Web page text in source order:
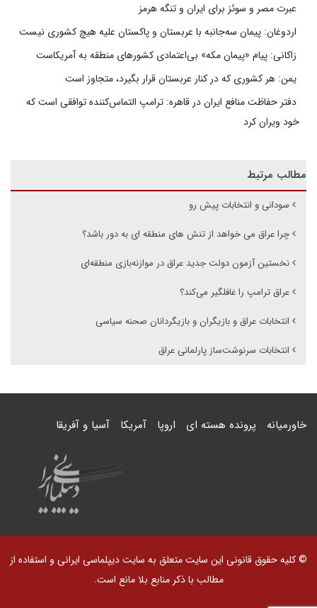
عبرت مصر و سوئز برای ایران و تنگه هرمز
اردوغان: پیمان سه‌جانبه با عربستان و پاکستان علیه هیچ کشوری نیست
زاکانی: پیام «پیمان مکه» بی‌اعتمادی کشورهای منطقه به آمریکاست
یمن: هر کشوری که در کنار عربستان قرار بگیرد، متجاوز است
دفتر حفاظت منافع ایران در قاهره: ترامپ التماس‌کننده توافقی است که
خود ویران کرد
مطالب مرتبط
سودانی و انتخابات پیش رو
چرا عراق می خواهد از تنش های منطقه ای به دور باشد؟
نخستین آزمون دولت جدید عراق در موازنه‌بازی منطقه‌ای
عراق ترامپ را غافلگیر می‌کند؟
انتخابات عراق و بازیگران و بازیگردانان صحنه سیاسی
انتخابات سرنوشت‌ساز پارلمانی عراق
خاورمیانه پرونده هسته ای اروپا آمریکا آسیا و آفریقا
© کلیه حقوق قانونی این سایت متعلق به سایت دیپلماسی ایرانی و استفاده از
مطالب با ذکر منابع بلا مانع است.